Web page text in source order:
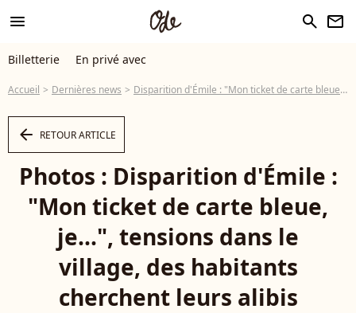
menu search newsletter
Billetterie En privé avec
Accueil Dernières news Disparition d'Émile : "Mon ticket de carte bleue, je...", tensions dans le village, des habitants cherchent leurs alibis
arrow_left RETOUR ARTICLE
Photos : Disparition d'Émile :
"Mon ticket de carte bleue,
je...", tensions dans le
village, des habitants
cherchent leurs alibis